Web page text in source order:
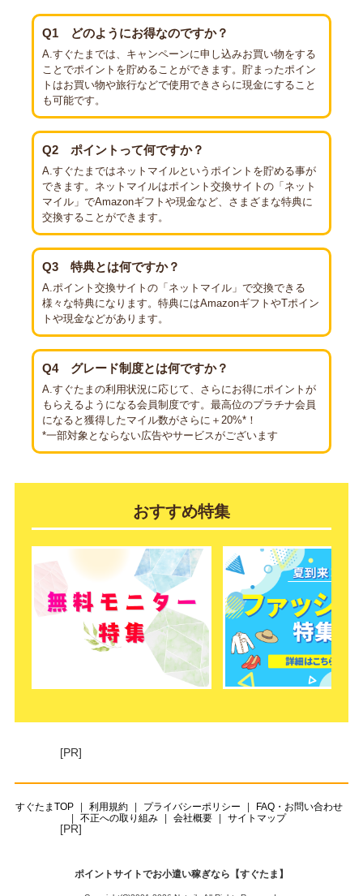
Q1 どのようにお得なのですか？
A.すぐたまでは、キャンペーンに申し込みお買い物をする
ことでポイントを貯めることができます。貯まったポイン
トはお買い物や旅行などで使用できさらに現金にすること
も可能です。
Q2 ポイントって何ですか？
A.すぐたまではネットマイルというポイントを貯める事が
できます。ネットマイルはポイント交換サイトの「ネット
マイル」でAmazonギフトや現金など、さまざまな特典に
交換することができます。
Q3 特典とは何ですか？
A.ポイント交換サイトの「ネットマイル」で交換できる
様々な特典になります。特典にはAmazonギフトやTポイン
トや現金などがあります。
Q4 グレード制度とは何ですか？
A.すぐたまの利用状況に応じて、さらにお得にポイントが
もらえるようになる会員制度です。最高位のプラチナ会員
になると獲得したマイル数がさらに＋20%*！
*一部対象とならない広告やサービスがございます
おすすめ特集
[PR]
すぐたまTOP 利用規約 プライバシーポリシー
FAQ・お問い合わせ
不正への取り組み
会社概要 サイトマップ
[PR]
ポイントサイトでお小遣い稼ぎなら【すぐたま】